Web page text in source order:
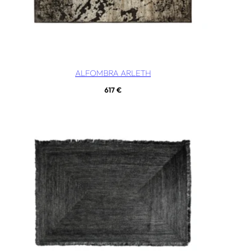
ALFOMBRA ARLETH
617€